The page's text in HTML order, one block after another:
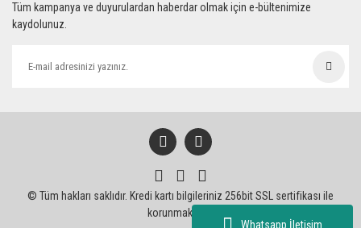
Whatsapp İletişim
Tüm kampanya ve duyurulardan haberdar olmak için e-bültenimize
kaydolunuz.
© Tüm hakları saklıdır. Kredi kartı bilgileriniz 256bit SSL sertifikası ile
korunmaktadır.